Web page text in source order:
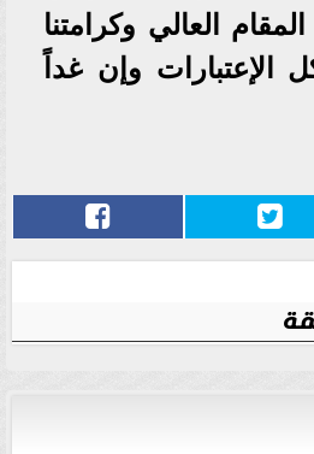
العالي وكرامتنا
الإعتبارات وإن غداً